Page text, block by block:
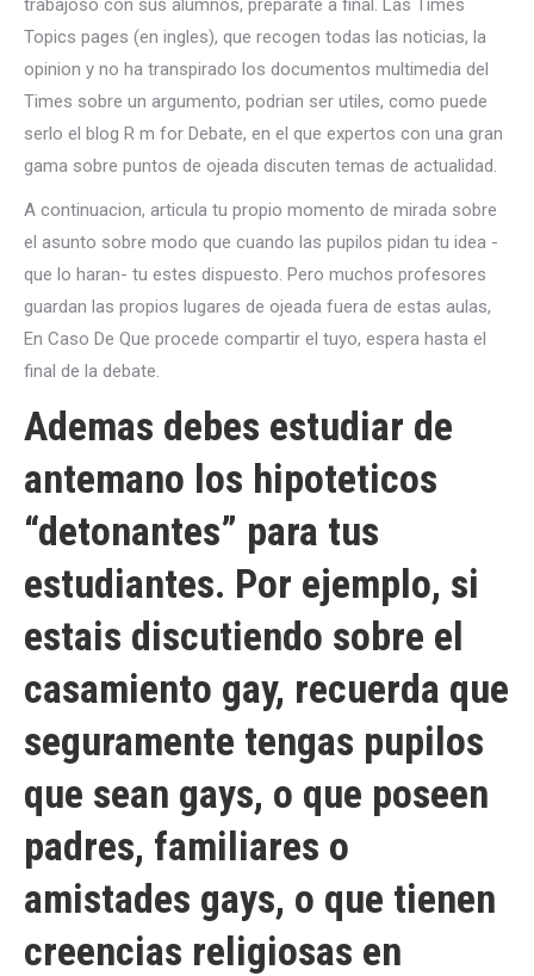
trabajoso con sus alumnos, preparate a final. Las Times
Topics pages (en ingles), que recogen todas las noticias, la
opinion y no ha transpirado los documentos multimedia del
Times sobre un argumento, podri­an ser utiles, como puede
serlo el blog R m for Debate, en el que expertos con una gran
gama sobre puntos de ojeada discuten temas de actualidad.
A continuacion, articula tu propio momento de mirada sobre
el asunto sobre modo que cuando las pupilos pidan tu idea -
que lo haran- tu estes dispuesto. Pero muchos profesores
guardan las propios lugares de ojeada fuera de estas aulas,
En Caso De Que procede compartir el tuyo, espera hasta el
final de la debate.
Ademas debes estudiar de
antemano los hipoteticos
“detonantes” para tus
estudiantes. Por ejemplo, si
estais discutiendo sobre el
casamiento gay, recuerda que
seguramente tengas pupilos
que sean gays, o que poseen
padres, familiares o
amistades gays, o que tienen
creencias religiosas en